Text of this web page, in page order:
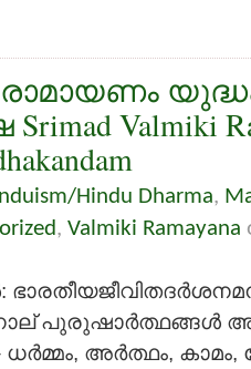
രാമായണം
Valmiki
Hindu Dharma,
, Valmiki Ramayana
പുരുഷാര്‍ത്ഥങ്ങള്‍
അര്‍ത്ഥം, കാമം,